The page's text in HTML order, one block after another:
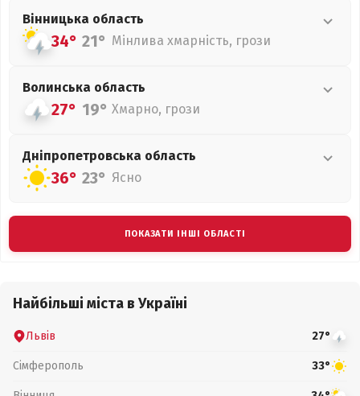
Вінницька область
34° 21° Мінлива хмарність, грози
Волинська область
27° 19° Хмарно, грози
Дніпропетровська область
36° 23° Ясно
ПОКАЗАТИ ІНШІ ОБЛАСТІ
Найбільші міста в Україні
Львів 27°
Сімферополь 33°